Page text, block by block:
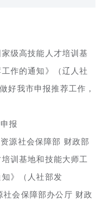
级高技能人才培训基
作的通知》（辽人社
好我市申报推荐工作，
报
源社会保障部 财政部
训基地和技能大师工
》（人社部发
社会保障部办公厅 财政